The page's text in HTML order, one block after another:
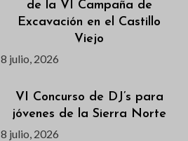
de la VI Campaña de
Excavación en el Castillo
Viejo
8 julio, 2026
VI Concurso de DJ’s para
jóvenes de la Sierra Norte
8 julio, 2026